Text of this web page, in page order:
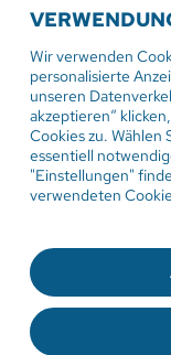
Wir verwenden
personalisierte
unseren
akzeptieren“
Cookies zu. Wählen
essentiell
"Einstellungen"
verwendeten
Evangelische
Herrenberg-
Hildrizhauser
71083
Tel:07032
Mail: info
Sie haben